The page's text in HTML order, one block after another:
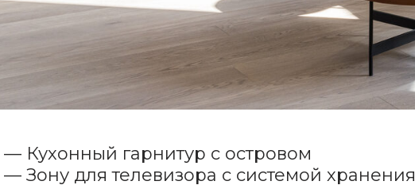
— Кухонный гарнитур с островом
— Зону для телевизора с системой хранения